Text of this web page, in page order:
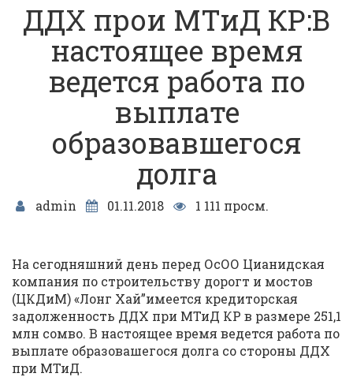
ДДХ прои МТиД КР:В
настоящее время
ведется работа по
выплате
образовавшегося
долга
admin 01.11.2018 1 111 просм.
На сегодняшний день перед ОсОО Цианидская
компания по строительству дорогт и мостов
(ЦКДиМ) «Лонг Хай”имеется кредиторская
задолженность ДДХ при МТиД КР в размере 251,1
млн сомво. В настоящее время ведется работа по
выплате образовашегося долга со стороны ДДХ
при МТиД.